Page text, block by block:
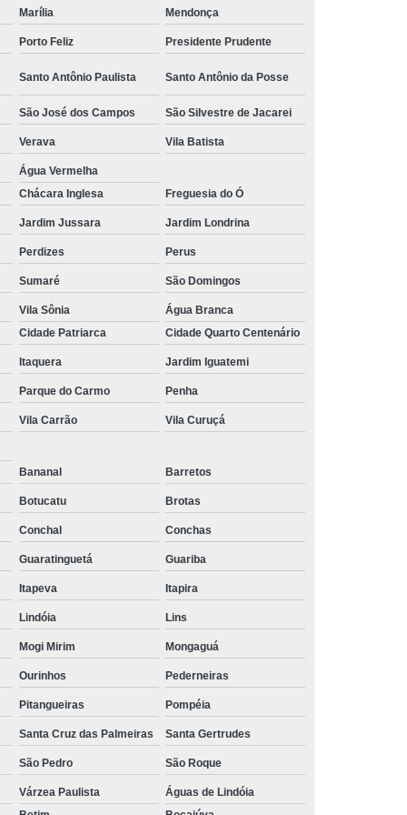
Alumínio
Tubulação Transair em Alumínio
Queluz
comprar tubulação em alumínio azul Vargem Grande
tubulações em alumínio parker Ituverava
procuro por tubulação de ar comprimido em alumínio
Vila Esperança
tubulação em alumínio azul preços Vila Morumbi
tubulação em alumínio e conexões preços Caieras
tubulações transair em alumínio Monte Alegre do Sul
tubulações em alumínio e conexões Curvelo
tubulação em alumínio parker preços Ibirité
comprar tubulação em alumínio calibrado Diamantina
comprimido Vila Suzana
tubulação em alumínio azul Guarulhos
procuro por tubulação transair em alumínio Guararema
comprar tubulação em alumínio e conexões Rio
Pequeno
Sacramento
comprar tubulação em alumínio azul Vargem Grande
Paulista
tubulação em alumínio para rede de ar comprimido
preços Guarulhos
Marília Mendonça
Porto Feliz Presidente Prudente
Santo Antônio Paulista Santo Antônio da Posse
São José dos Campos São Silvestre de Jacarei
Verava Vila Batista
Água Vermelha
Chácara Inglesa Freguesia do Ó
Jardim Jussara Jardim Londrina
Perdizes Perus
Sumaré São Domingos
Vila Sônia
Água Branca
Cidade Patriarca Cidade Quarto Centenário
Itaquera Jardim Iguatemi
Parque do Carmo Penha
Vila Carrão Vila Curuçá
Bananal Barretos
Botucatu Brotas
Conchal Conchas
Guaratinguetá Guariba
Itapeva Itapira
Lindóia Lins
Mogi Mirim Mongaguá
Ourinhos Pederneiras
Pitangueiras Pompéia
Santa Cruz das Palmeiras Santa Gertrudes
São Pedro São Roque
Várzea Paulista
Águas de Lindóia